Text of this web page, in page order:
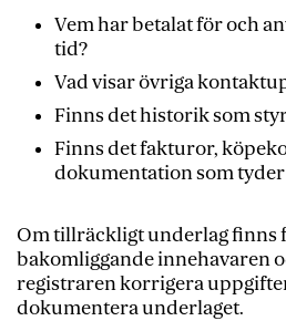
Vem har betalat för och
tid?
Vad visar övriga
Finns det historik som
Finns det fakturor,
dokumentation som tyder
Om tillräckligt underlag finns
bakomliggande innehavaren
registraren korrigera
dokumentera underlaget.